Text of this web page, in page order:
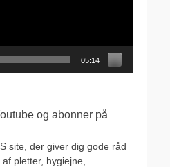
05:14
og abonner på
site, der giver dig gode råd
pletter, hygiejne,